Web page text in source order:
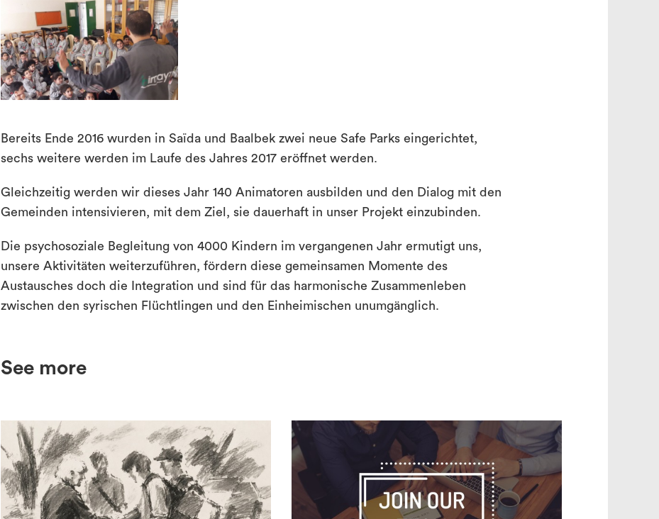
Bereits Ende 2016 wurden in Saïda und Baalbek zwei neue Safe Parks eingerichtet,
sechs weitere werden im Laufe des Jahres 2017 eröffnet werden.
Gleichzeitig werden wir dieses Jahr 140 Animatoren ausbilden und den Dialog mit den
Gemeinden intensivieren, mit dem Ziel, sie dauerhaft in unser Projekt einzubinden.
Die psychosoziale Begleitung von 4000 Kindern im vergangenen Jahr ermutigt uns,
unsere Aktivitäten weiterzuführen, fördern diese gemeinsamen Momente des
Austausches doch die Integration und sind für das harmonische Zusammenleben
zwischen den syrischen Flüchtlingen und den Einheimischen unumgänglich.
See more